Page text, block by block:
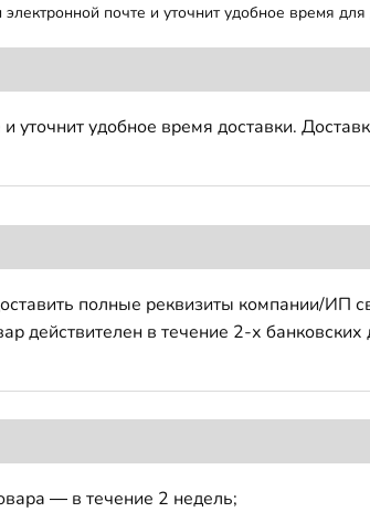
почте и уточнит удобное время для
удобное время доставки.
полные реквизиты компании/ИП
действителен в течение 2-х банковских
— в течение 2 недель;